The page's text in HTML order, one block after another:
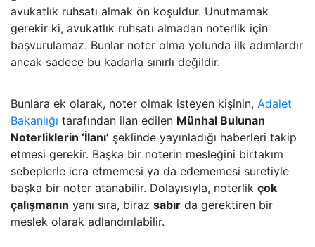
avukatlık ruhsatı almak ön koşuldur. Unutmamak
gerekir ki, avukatlık ruhsatı almadan noterlik için
başvurulamaz. Bunlar noter olma yolunda ilk adımlardır
ancak sadece bu kadarla sınırlı değildir.
Bunlara ek olarak, noter olmak isteyen kişinin, Adalet
Bakanlığı tarafından ilan edilen Münhal Bulunan
Noterliklerin ‘İlanı’ şeklinde yayınladığı haberleri takip
etmesi gerekir. Başka bir noterin mesleğini birtakım
sebeplerle icra etmemesi ya da edememesi suretiyle
başka bir noter atanabilir. Dolayısıyla, noterlik çok
çalışmanın yanı sıra, biraz sabır da gerektiren bir
meslek olarak adlandırılabilir.